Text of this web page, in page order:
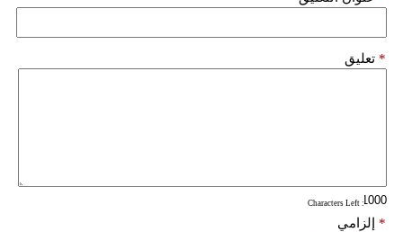
تعليق *
: Characters Left
إلزامي *